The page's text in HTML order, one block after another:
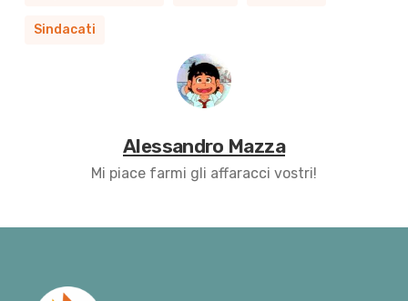
Sindacati
Alessandro Mazza
Mi piace farmi gli affaracci vostri!